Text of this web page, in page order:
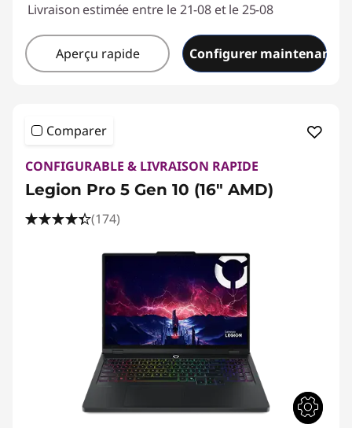
Livraison estimée entre le 21-08 et le 25-08
Aperçu rapide Configurer maintenant
Comparer
CONFIGURABLE & LIVRAISON RAPIDE
Legion Pro 5 Gen 10 (16" AMD)
(174)